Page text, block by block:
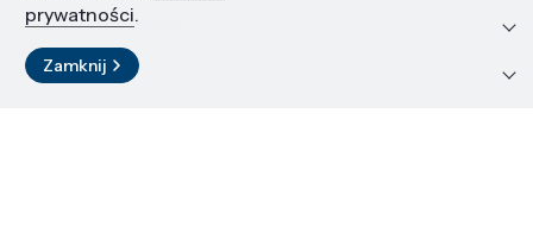
Zasoby i materiały
Kontakt
prywatności.
Zamknij